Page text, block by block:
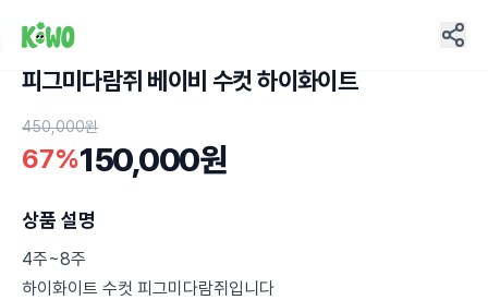
피그미다람쥐 베이비 수컷 하이화이트
450,000원
67%150,000원
상품 설명
4주~8주
하이화이트 수컷 피그미다람쥐입니다